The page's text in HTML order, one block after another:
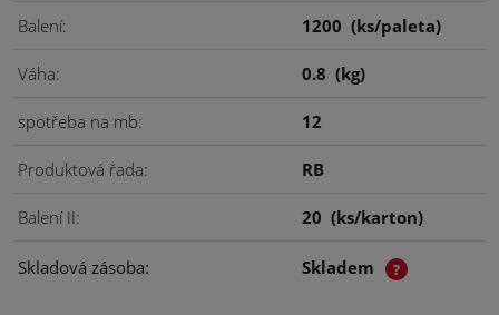
Balení 1200 (ks/paleta)
Váha 0.8 (kg)
spotřeba na mb 12
Produktová řada RB
Balení II 20 (ks/karton)
Skladová zásoba Skladem ?